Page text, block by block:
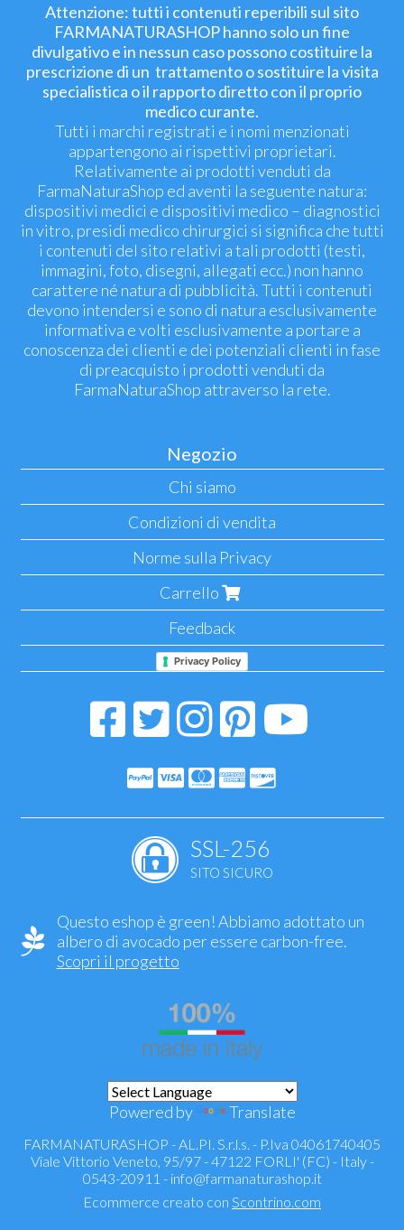
Attenzione: tutti i contenuti reperibili sul sito
FARMANATURASHOP hanno solo un fine
divulgativo e in nessun caso possono costituire la
prescrizione di un trattamento o sostituire la visita
specialistica o il rapporto diretto con il proprio
medico curante.
Tutti i marchi registrati e i nomi menzionati
appartengono ai rispettivi proprietari.
Relativamente ai prodotti venduti da
FarmaNaturaShop ed aventi la seguente natura:
dispositivi medici e dispositivi medico – diagnostici
in vitro, presidi medico chirurgici si significa che tutti
i contenuti del sito relativi a tali prodotti (testi,
immagini, foto, disegni, allegati ecc.) non hanno
carattere né natura di pubblicità. Tutti i contenuti
devono intendersi e sono di natura esclusivamente
informativa e volti esclusivamente a portare a
conoscenza dei clienti e dei potenziali clienti in fase
di preacquisto i prodotti venduti da
FarmaNaturaShop attraverso la rete.
Negozio
Chi siamo
Condizioni di vendita
Norme sulla Privacy
Carrello
Feedback
Privacy Policy
SSL-256
SITO SICURO
Questo eshop è green! Abbiamo adottato un
albero di avocado per essere carbon-free.
Scopri il progetto
Powered by Translate
FARMANATURASHOP - AL.PI. S.r.l.s. - P.Iva 04061740405
Viale Vittorio Veneto, 95/97 - 47122 FORLI' (FC) - Italy -
0543-20911 - info@farmanaturashop.it
Ecommerce creato con Scontrino.com